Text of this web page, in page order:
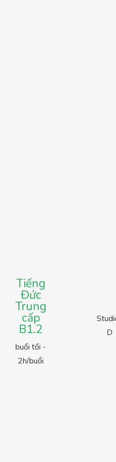
Tiếng
Đức
Trung
cấp
B1.2
buổi tối -
2h/buổi
D